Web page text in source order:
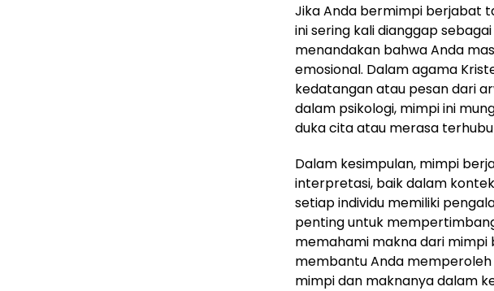
Jika Anda bermimpi berjabat
ini sering kali dianggap
menandakan bahwa Anda
emosional. Dalam agama
kedatangan atau pesan dari
dalam psikologi, mimpi ini
duka cita atau merasa
Dalam kesimpulan, mimpi
interpretasi, baik dalam
setiap individu memiliki
penting untuk
memahami makna dari mimpi
membantu Anda
mimpi dan maknanya dalam